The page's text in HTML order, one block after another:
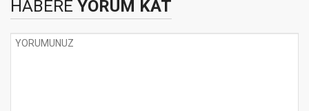
HABERE YORUM KAT